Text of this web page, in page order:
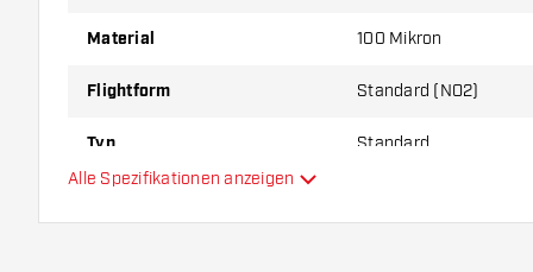
Material 100 Mikron
Flightform Standard (NO2)
Typ Standard
Alle Spezifikationen anzeigen